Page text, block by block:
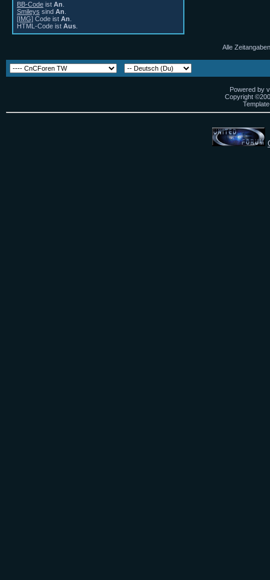
BB-Code ist An
Smileys sind An
[IMG] Code ist An
HTML-Code ist Aus
Alle
Powered by
Copyright